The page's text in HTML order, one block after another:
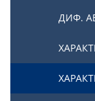
ДИФ.